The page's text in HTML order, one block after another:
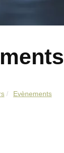
Evènements